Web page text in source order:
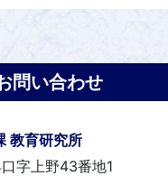
問い合わせ
教育研究所
字上野43番地1